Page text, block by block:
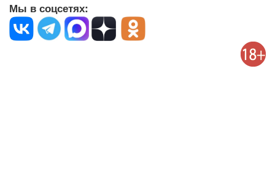
Мы в соцсетях: